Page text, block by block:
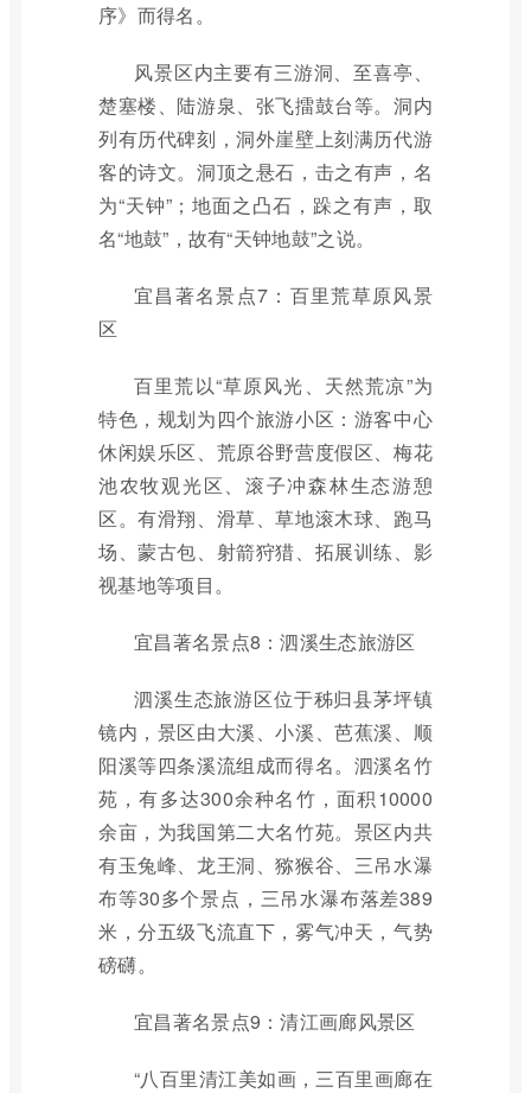
序》而得名。
风景区内主要有三游洞、至喜亭、
楚塞楼、陆游泉、张飞擂鼓台等。洞内
列有历代碑刻，洞外崖壁上刻满历代游
客的诗文。洞顶之悬石，击之有声，名
为“天钟”；地面之凸石，跺之有声，取
名“地鼓”，故有“天钟地鼓”之说。
宜昌著名景点7：百里荒草原风景
区
百里荒以“草原风光、天然荒凉”为
特色，规划为四个旅游小区：游客中心
休闲娱乐区、荒原谷野营度假区、梅花
池农牧观光区、滚子冲森林生态游憩
区。有滑翔、滑草、草地滚木球、跑马
场、蒙古包、射箭狩猎、拓展训练、影
视基地等项目。
宜昌著名景点8：泗溪生态旅游区
泗溪生态旅游区位于秭归县茅坪镇
镜内，景区由大溪、小溪、芭蕉溪、顺
阳溪等四条溪流组成而得名。泗溪名竹
苑，有多达300余种名竹，面积10000
余亩，为我国第二大名竹苑。景区内共
有玉兔峰、龙王洞、猕猴谷、三吊水瀑
布等30多个景点，三吊水瀑布落差389
米，分五级飞流直下，雾气冲天，气势
磅礴。
宜昌著名景点9：清江画廊风景区
“八百里清江美如画，三百里画廊在